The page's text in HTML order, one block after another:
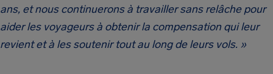
ans, et nous continuerons à travailler sans relâche pour
aider les voyageurs à obtenir la compensation qui leur
revient et à les soutenir tout au long de leurs vols. »